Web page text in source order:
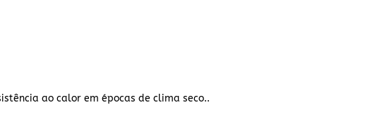
ao calor em épocas de clima seco..